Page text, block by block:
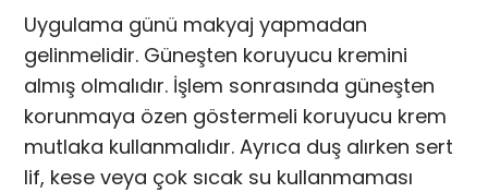
Uygulama günü makyaj yapmadan
gelinmelidir. Güneşten koruyucu kremini
almış olmalıdır. İşlem sonrasında güneşten
korunmaya özen göstermeli koruyucu krem
mutlaka kullanmalıdır. Ayrıca duş alırken sert
lif, kese veya çok sıcak su kullanmaması